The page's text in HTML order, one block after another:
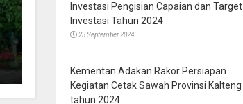
Investasi Pengisian Capaian dan Target
Investasi Tahun 2024
23 September 2024
Kementan Adakan Rakor Persiapan
Kegiatan Cetak Sawah Provinsi Kalteng
tahun 2024